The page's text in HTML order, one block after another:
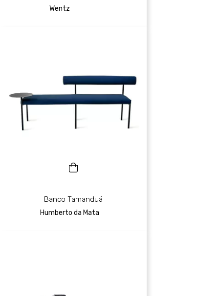
Wentz
Banco Tamanduá
Humberto da Mata